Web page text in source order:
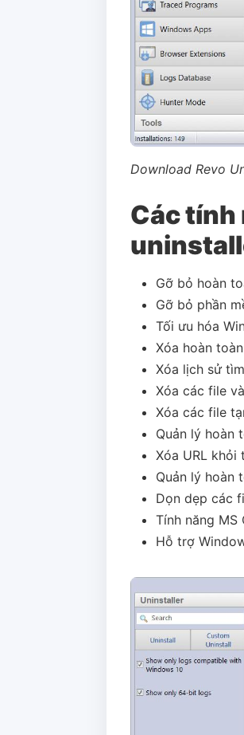
Download Revo
Các tính
Gỡ bỏ hoàn
Gỡ bỏ phần
Tối ưu hóa
Xóa hoàn
Xóa lịch sử
Xóa các file
Xóa các file
Quản lý hoàn
Xóa URL khỏi
Quản lý hoàn
Dọn dẹp các
Tính năng
Hỗ trợ